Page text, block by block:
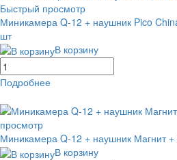
Быстрый просмотр
Миникамера Q-12 + наушник Pico
шт
В корзину
Подробнее
просмотр
Миникамера Q-12 + наушник Магнит +
В корзину